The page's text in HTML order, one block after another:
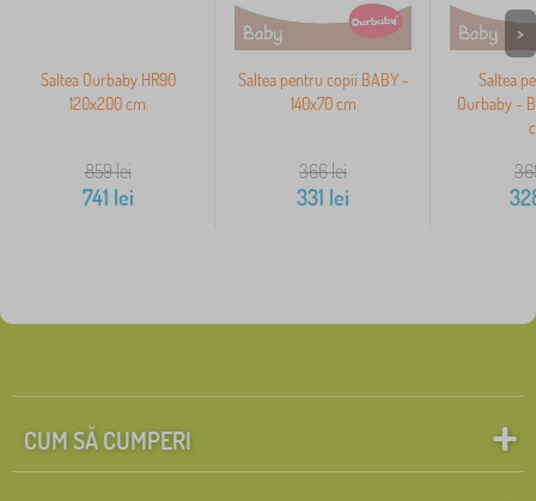
Saltea Ourbaby HR90
120x200 cm
859lei
741 lei
Saltea pentru copii BABY -
140x70 cm
366lei
331 lei
Saltea
Ourbaby -
>
CUM SĂ CUMPERI